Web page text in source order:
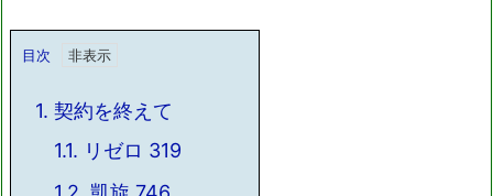
目次
1. 契約を終えて
1.1. リゼロ 319